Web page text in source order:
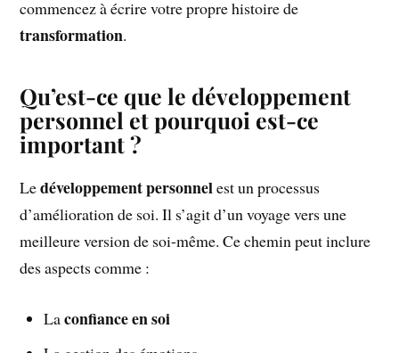
commencez à écrire votre propre histoire de
transformation.
Qu’est-ce que le développement
personnel et pourquoi est-ce
important ?
Ledéveloppement personnelest un processus
d’amélioration de soi. Il s’agit d’un voyage vers une
meilleure version de soi-même. Ce chemin peut inclure
des aspects comme :
Laconfiance en soi